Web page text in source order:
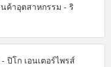
ค้าอุตสาหกรรม - ริ
ปิโก เอนเตอร์ไพรส์